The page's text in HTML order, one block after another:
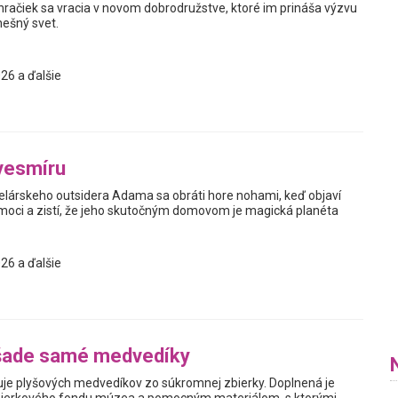
sa vracia v novom dobrodružstve, ktoré im prináša výzvu
svet.
a ďalšie
outsidera Adama sa obráti hore nohami, keď objaví
a zistí, že jeho skutočným domovom je magická planéta
a ďalšie
samé medvedíky
plyšových medvedíkov zo súkromnej zbierky. Doplnená je